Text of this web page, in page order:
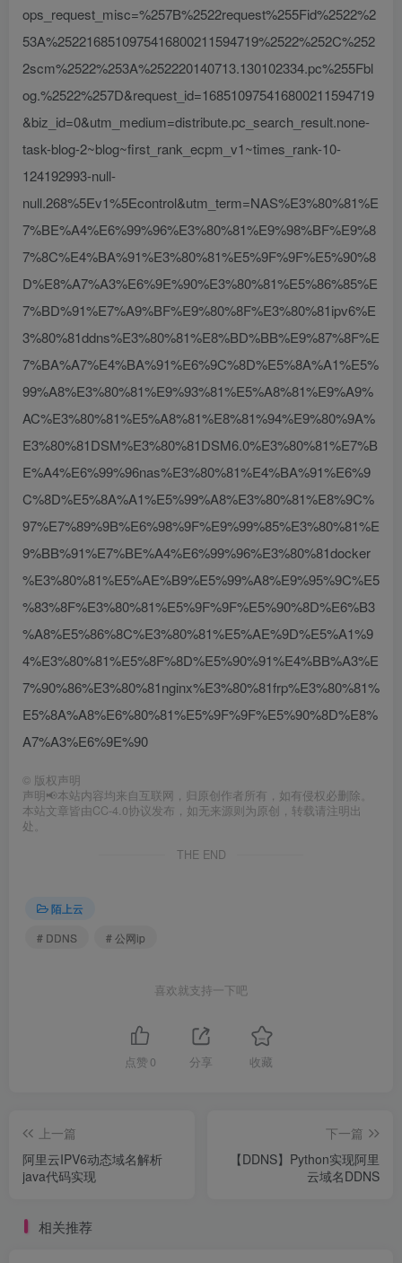
ops_request_misc=%257B%2522request%255Fid%2522%2
53A%2522168510975416800211594719%2522%252C%252
2scm%2522%253A%252220140713.130102334.pc%255Fbl
og.%2522%257D&request_id=168510975416800211594719
&biz_id=0&utm_medium=distribute.pc_search_result.none-
task-blog-2~blog~first_rank_ecpm_v1~times_rank-10-
124192993-null-
null.268%5Ev1%5Econtrol&utm_term=NAS%E3%80%81%E
7%BE%A4%E6%99%96%E3%80%81%E9%98%BF%E9%8
7%8C%E4%BA%91%E3%80%81%E5%9F%9F%E5%90%8
D%E8%A7%A3%E6%9E%90%E3%80%81%E5%86%85%E
7%BD%91%E7%A9%BF%E9%80%8F%E3%80%81ipv6%E
3%80%81ddns%E3%80%81%E8%BD%BB%E9%87%8F%E
7%BA%A7%E4%BA%91%E6%9C%8D%E5%8A%A1%E5%
99%A8%E3%80%81%E9%93%81%E5%A8%81%E9%A9%
AC%E3%80%81%E5%A8%81%E8%81%94%E9%80%9A%
E3%80%81DSM%E3%80%81DSM6.0%E3%80%81%E7%B
E%A4%E6%99%96nas%E3%80%81%E4%BA%91%E6%9
C%8D%E5%8A%A1%E5%99%A8%E3%80%81%E8%9C%
97%E7%89%9B%E6%98%9F%E9%99%85%E3%80%81%E
9%BB%91%E7%BE%A4%E6%99%96%E3%80%81docker
%E3%80%81%E5%AE%B9%E5%99%A8%E9%95%9C%E5
%83%8F%E3%80%81%E5%9F%9F%E5%90%8D%E6%B3
%A8%E5%86%8C%E3%80%81%E5%AE%9D%E5%A1%9
4%E3%80%81%E5%8F%8D%E5%90%91%E4%BB%A3%E
7%90%86%E3%80%81nginx%E3%80%81frp%E3%80%81%
E5%8A%A8%E6%80%81%E5%9F%9F%E5%90%8D%E8%
A7%A3%E6%9E%90
© 版权声明
声明📢本站内容均来自互联网，归原创作者所有，如有侵权必删除。
本站文章皆由CC-4.0协议发布，如无来源则为原创，转载请注明出
处。
THE END
陌上云
# DDNS
# 公网ip
喜欢就支持一下吧
点赞 0 分享 收藏
上一篇
阿里云IPV6动态域名解析
java代码实现
下一篇
【DDNS】Python实现阿里
云域名DDNS
相关推荐